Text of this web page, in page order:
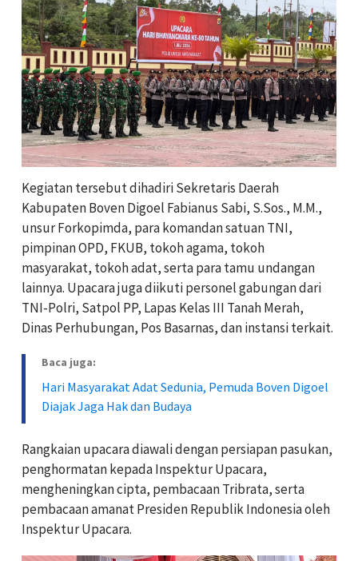
Kegiatan tersebut dihadiri Sekretaris Daerah
Kabupaten Boven Digoel Fabianus Sabi, S.Sos., M.M.,
unsur Forkopimda, para komandan satuan TNI,
pimpinan OPD, FKUB, tokoh agama, tokoh
masyarakat, tokoh adat, serta para tamu undangan
lainnya. Upacara juga diikuti personel gabungan dari
TNI-Polri, Satpol PP, Lapas Kelas III Tanah Merah,
Dinas Perhubungan, Pos Basarnas, dan instansi terkait.
Baca juga:
Hari Masyarakat Adat Sedunia, Pemuda Boven Digoel
Diajak Jaga Hak dan Budaya
Rangkaian upacara diawali dengan persiapan pasukan,
penghormatan kepada Inspektur Upacara,
mengheningkan cipta, pembacaan Tribrata, serta
pembacaan amanat Presiden Republik Indonesia oleh
Inspektur Upacara.